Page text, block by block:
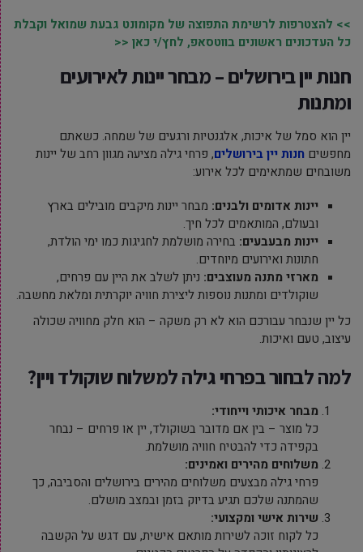
>> להצטרפות לרשימת התפוצה של מקומונט גבעת שמואל וקבלת
כל העדכונים ראשונים בווטסאפ, לחץ/י כאן <<
חנות יין בירושלים – מבחר יינות לאירועים
ומתנות
יין הוא סמל של איכות, אלגנטיות ורגעים של שמחה. כשאתם
מחפשים חנות יין בירושלים, פרחי גילה מציעה מגוון רחב של יינות
משובחים שמתאימים לכל אירוע:
יינות אדומים ולבנים: מבחר יינות מיקבים מובילים בארץ
ובעולם, המותאמים לכל חיך.
יינות מבעבעים: בחירה מושלמת לחגיגות כמו ימי הולדת,
חתונות ואירועים מיוחדים.
מארזי מתנה מעוצבים: ניתן לשלב את היין עם פרחים,
שוקולדים ומתנות נוספות ליצירת חוויה יוקרתית ומלאת מחשבה.
כל יין שנבחר עבורכם הוא לא רק משקה – הוא חלק מחוויה שכולה
עיצוב, טעם ואיכות.
למה לבחור בפרחי גילה למשלוח שוקולד ויין?
מבחר איכותי וייחודי:
כל מוצר – בין אם מדובר בשוקולד, יין או פרחים – נבחר
בקפידה כדי להבטיח חוויה מושלמת.
משלוחים מהירים ואמינים:
פרחי גילה מבצעים משלוחים מהירים בירושלים והסביבה, כך
שהמתנה שלכם תגיע בדיוק בזמן ובמצב מושלם.
שירות אישי ומקצועי:
כל לקוח זוכה לשירות מותאם אישית, עם דגש על הקשבה